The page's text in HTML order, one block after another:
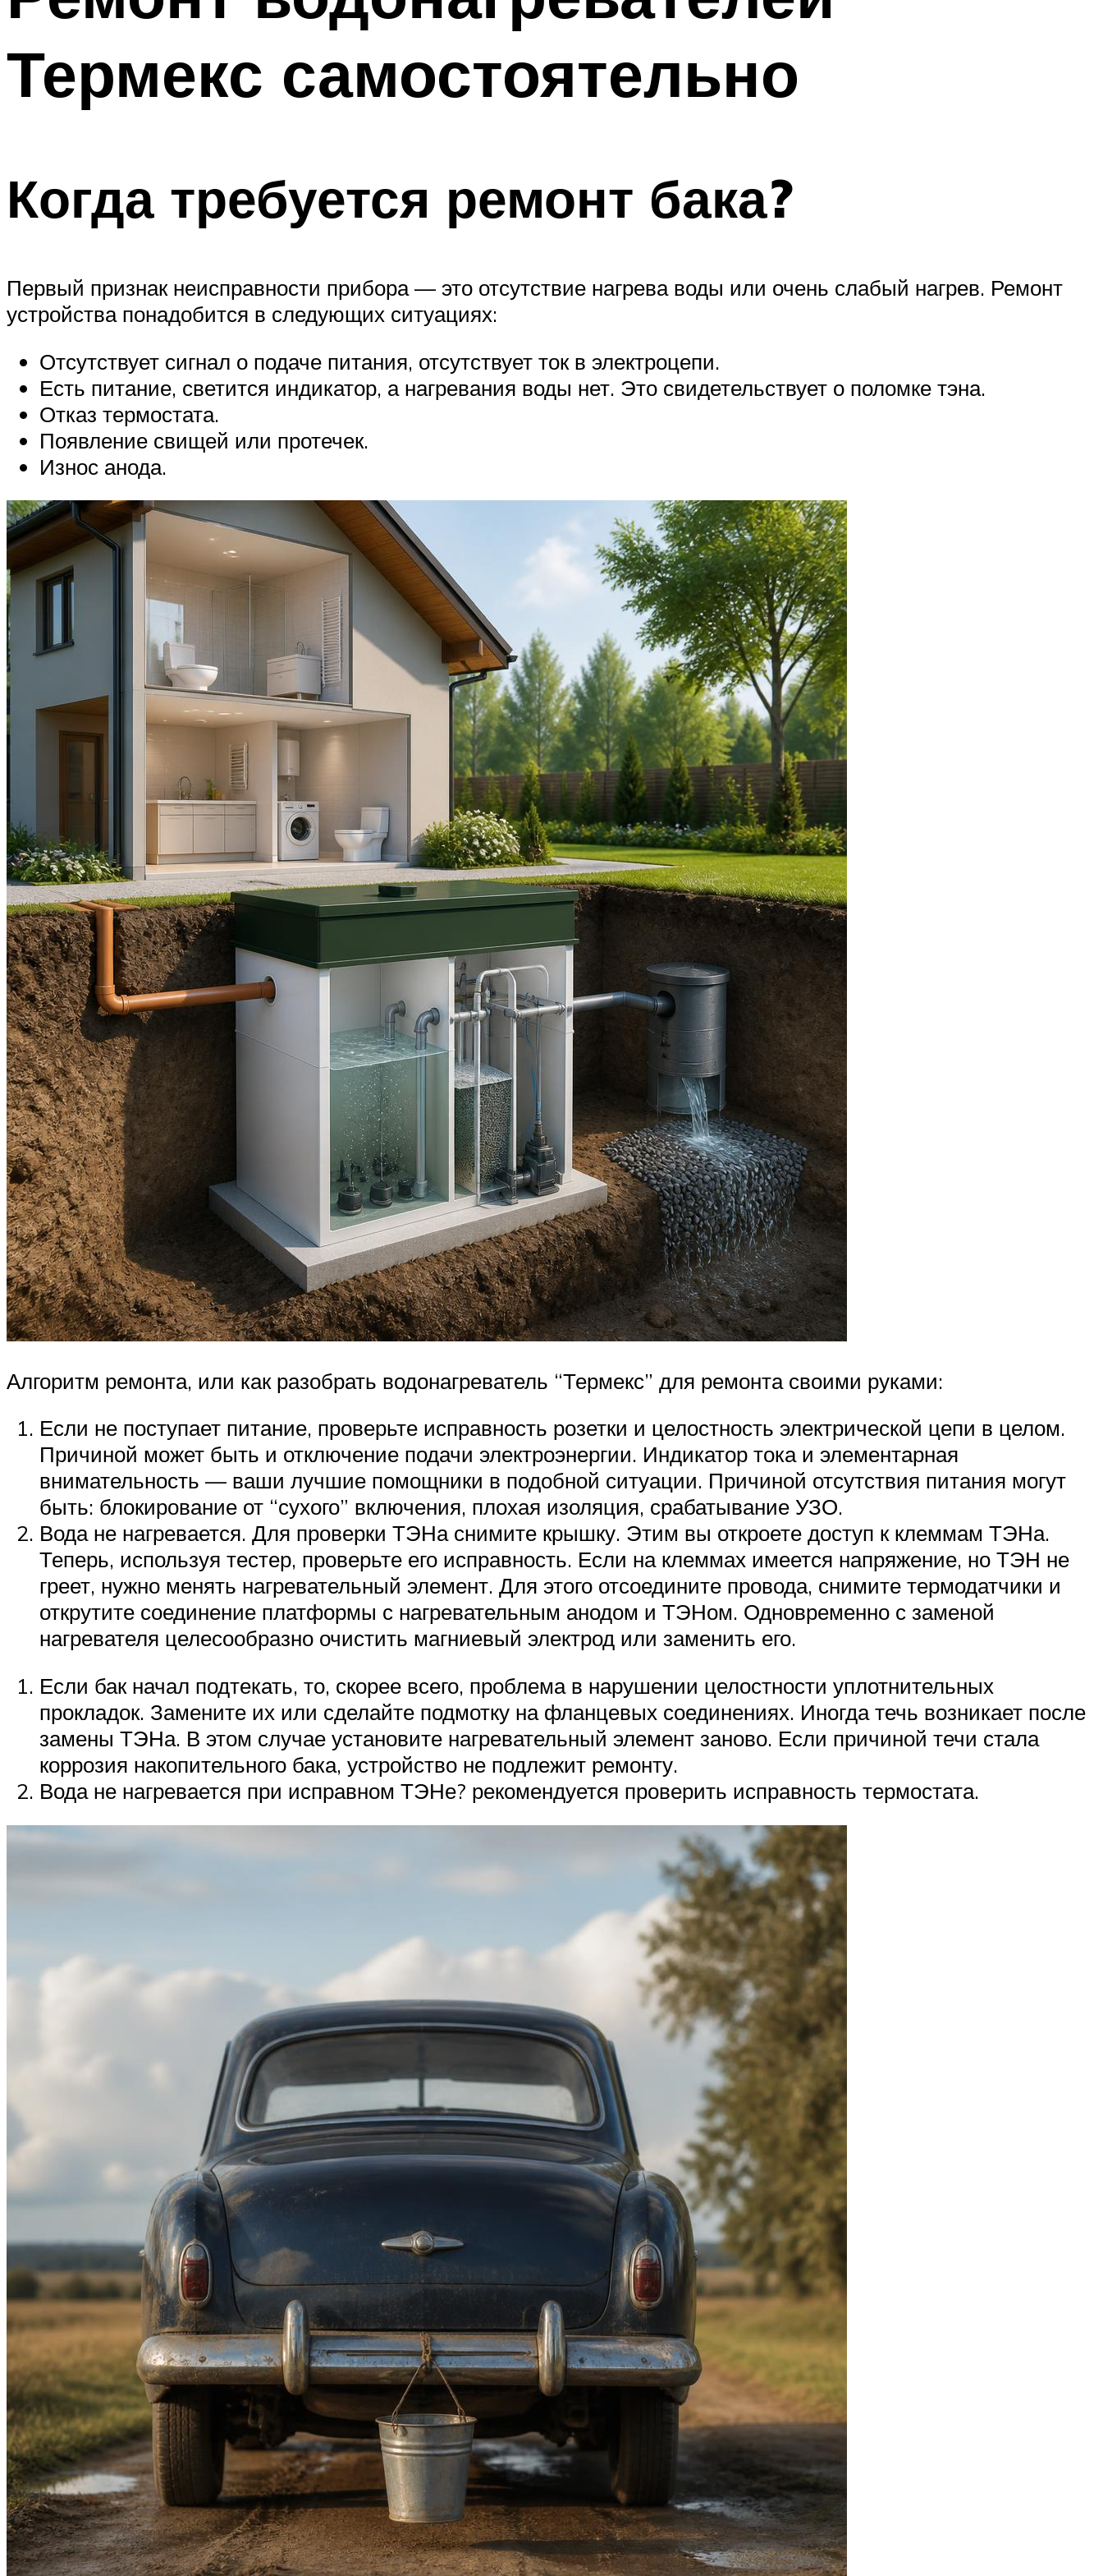
Термекс самостоятельно
Когда требуется ремонт бака?
Первый признак неисправности прибора — это отсутствие нагрева воды или очень слабый нагрев. Ремонт
устройства понадобится в следующих ситуациях:
Отсутствует сигнал о подаче питания, отсутствует ток в электроцепи.
Есть питание, светится индикатор, а нагревания воды нет. Это свидетельствует о поломке тэна.
Отказ термостата.
Появление свищей или протечек.
Износ анода.
Алгоритм ремонта, или как разобрать водонагреватель “Термекс” для ремонта своими руками:
Если не поступает питание, проверьте исправность розетки и целостность электрической цепи в целом.
Причиной может быть и отключение подачи электроэнергии. Индикатор тока и элементарная
внимательность — ваши лучшие помощники в подобной ситуации. Причиной отсутствия питания могут
быть: блокирование от “сухого” включения, плохая изоляция, срабатывание УЗО.
Вода не нагревается. Для проверки ТЭНа снимите крышку. Этим вы откроете доступ к клеммам ТЭНа.
Теперь, используя тестер, проверьте его исправность. Если на клеммах имеется напряжение, но ТЭН не
греет, нужно менять нагревательный элемент. Для этого отсоедините провода, снимите термодатчики и
открутите соединение платформы с нагревательным анодом и ТЭНом. Одновременно с заменой
нагревателя целесообразно очистить магниевый электрод или заменить его.
Если бак начал подтекать, то, скорее всего, проблема в нарушении целостности уплотнительных
прокладок. Замените их или сделайте подмотку на фланцевых соединениях. Иногда течь возникает после
замены ТЭНа. В этом случае установите нагревательный элемент заново. Если причиной течи стала
коррозия накопительного бака, устройство не подлежит ремонту.
Вода не нагревается при исправном ТЭНе? рекомендуется проверить исправность термостата.